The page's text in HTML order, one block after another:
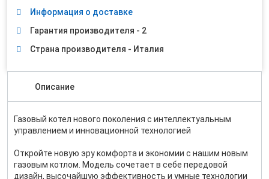
Информация о доставке
Гарантия производителя - 2
Страна производителя - Италия
Описание
Газовый котел нового поколения с интеллектуальным
управлением и инновационной технологией
Откройте новую эру комфорта и экономии с нашим новым
газовым котлом. Модель сочетает в себе передовой
дизайн, высочайшую эффективность и умные технологии